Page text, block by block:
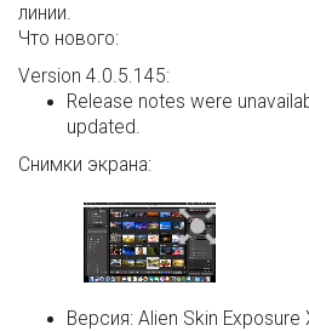
линии.
Что нового:
Version 4.0.5.145:
Release notes were
updated.
Снимки экрана:
Версия: Alien Skin